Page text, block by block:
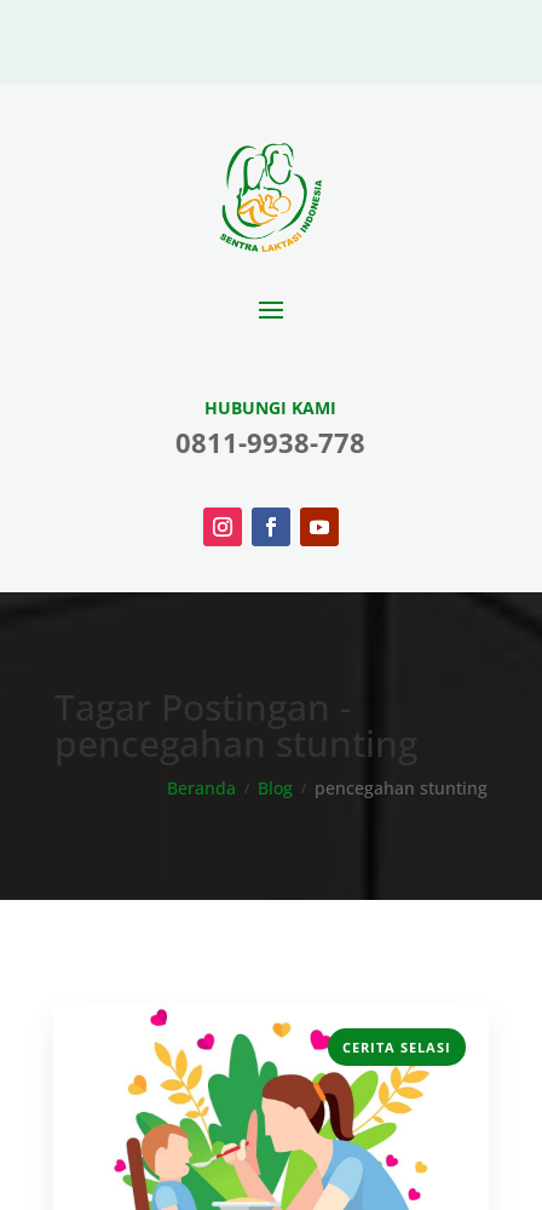
HUBUNGI KAMI
0811-9938-778
Tagar Postingan -
pencegahan stunting
Beranda Blog pencegahan stunting
CERITA SELASI